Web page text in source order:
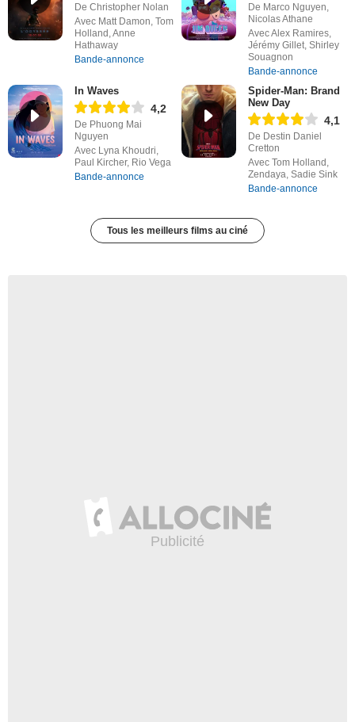
De Christopher Nolan
Avec Matt Damon, Tom
Holland, Anne
Hathaway
Bande-annonce
De Marco Nguyen,
Nicolas Athane
Avec Alex Ramires,
Jérémy Gillet, Shirley
Souagnon
Bande-annonce
In Waves
4,2
De Phuong Mai
Nguyen
Avec Lyna Khoudri,
Paul Kircher, Rio Vega
Bande-annonce
Spider-Man: Brand
New Day
4,1
De Destin Daniel
Cretton
Avec Tom Holland,
Zendaya, Sadie Sink
Bande-annonce
Tous les meilleurs films au ciné